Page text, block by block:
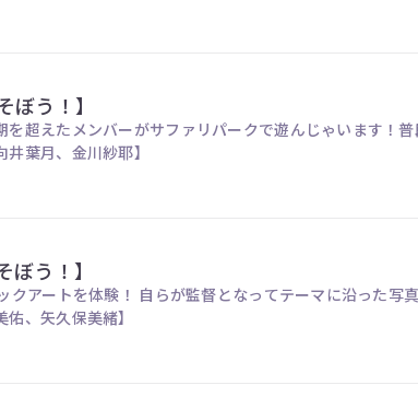
う！】
超えたメンバーがサファリパークで遊んじゃいます！
葉月、金川紗耶】
う！】
アートを体験！ 自らが監督となってテーマに沿った写真
、矢久保美緒】